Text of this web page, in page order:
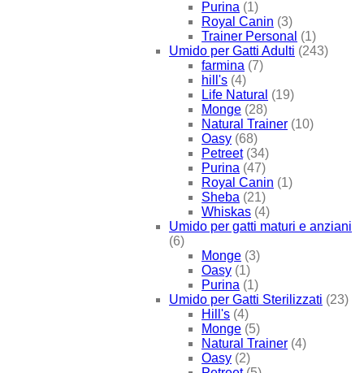
Purina (1)
Royal Canin (3)
Trainer Personal (1)
Umido per Gatti Adulti (243)
farmina (7)
hill's (4)
Life Natural (19)
Monge (28)
Natural Trainer (10)
Oasy (68)
Petreet (34)
Purina (47)
Royal Canin (1)
Sheba (21)
Whiskas (4)
Umido per gatti maturi e anziani
(6)
Monge (3)
Oasy (1)
Purina (1)
Umido per Gatti Sterilizzati (23)
Hill's (4)
Monge (5)
Natural Trainer (4)
Oasy (2)